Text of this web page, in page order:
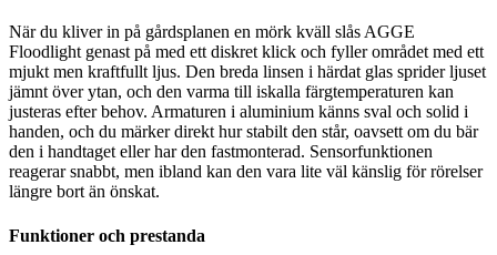
När du kliver in på gårdsplanen en mörk kväll slås AGGE
Floodlight genast på med ett diskret klick och fyller området med ett
mjukt men kraftfullt ljus. Den breda linsen i härdat glas sprider ljuset
jämnt över ytan, och den varma till iskalla färgtemperaturen kan
justeras efter behov. Armaturen i aluminium känns sval och solid i
handen, och du märker direkt hur stabilt den står, oavsett om du bär
den i handtaget eller har den fastmonterad. Sensorfunktionen
reagerar snabbt, men ibland kan den vara lite väl känslig för rörelser
längre bort än önskat.
Funktioner och prestanda